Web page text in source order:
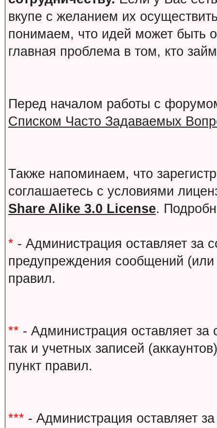
вкупе с желанием их
понимаем, что идей может быть
главная проблема в том, кто
Перед началом работы с
Списком Часто Задаваемых
Также напоминаем, что
соглашаетесь с условиями
Share Alike 3.0 License.
* - Администрация оставляет за
предупреждения сообщений
правил.
** - Администрация оставляет
так и учетных записей
пункт правил.
*** - Администрация оставляет